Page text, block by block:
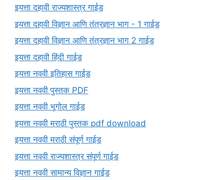
इयत्ता दहावी राज्यशास्त्र गाईड
इयत्ता दहावी विज्ञान आणि तंत्रज्ञान भाग - 1 गाईड
इयत्ता दहावी विज्ञान आणि तंत्रज्ञान भाग 2 गाईड
इयत्ता दहावी हिंदी गाईड
इयत्ता नववी इतिहास गाईड
इयत्ता नववी पुस्तक PDF
इयत्ता नववी भूगोल गाईड
इयत्ता नववी मराठी पुस्तक pdf download
इयत्ता नववी मराठी संपूर्ण गाईड
इयत्ता नववी राज्यशास्त्र संपूर्ण गाईड
इयत्ता नववी सामान्य विज्ञान गाईड